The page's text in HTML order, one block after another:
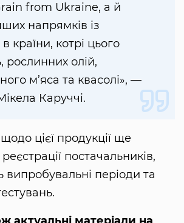
from Ukraine, а й
напрямків із
країни, котрі цього
рослинних олій,
м’яса та квасолі», —
Каруччі.
цієї продукції ще
постачальників,
випробувальні періоди та